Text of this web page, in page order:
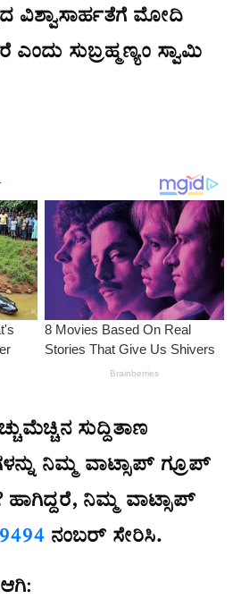
ವಿಶ್ವಾಸಾರ್ಹತೆಗೆ ಮೋದಿ
ಸುಬ್ರಹ್ಮಣ್ಯಂ ಸ್ವಾಮಿ
ಸುದ್ದಿತಾಣ
ನಿಮ್ಮ ವಾಟ್ಸಾಪ್ ಗ್ರೂಪ್
ಹಾಗಿದ್ದರೆ, ನಿಮ್ಮ ವಾಟ್ಸಾಪ್
ನಂಬರ್ ಸೇರಿಸಿ.